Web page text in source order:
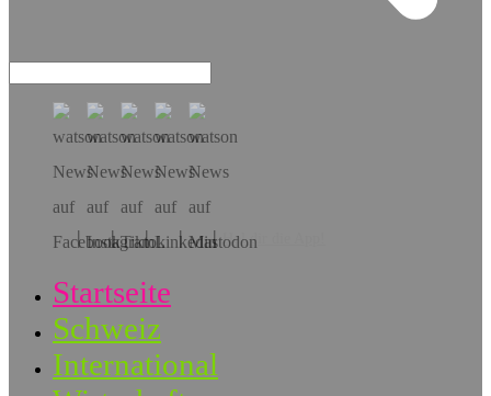
Hol dir die App!
Startseite
Schweiz
International